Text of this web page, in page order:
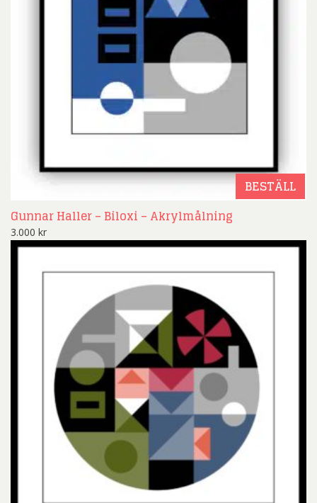
BESTÄLL
Gunnar Haller – Biloxi – Akrylmålning
3.000 kr